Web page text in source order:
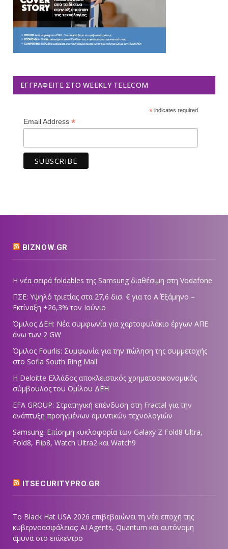
ΕΓΓΡΑΦΕΊΤΕ ΣΤΟ WEEKLY TELECOM
*indicates required
Email Address *
BIZNOW.GR
Η νέα σειρά foldables της Samsung διαθέσιμη στη Vodafone
ΠΣΕ: Υψηλό τριετίας στα 27,6 δισ. € για το Α΄ Εξάμηνο –
Εκτίναξη +26,3% τον Ιούνιο
Όμιλος ΔΕΗ: Νέα συμφωνία για χαρτοφυλάκιο έργων ΑΠΕ
άνω των 2 GW
Όμιλος Fourlis: Συμφωνία για την πώληση της συμμετοχής
στο Sofia South Ring Mall
Η Deloitte Ελλάδος αποκλειστικός χρηματοοικονομικός
σύμβουλος του Ομίλου ΔΕΗ
EFA GROUP: Στρατηγική επένδυση στη Fractal για την
ανάπτυξη προηγμένων αμυντικών τεχνολογιών
Samsung: Επίσημη κυκλοφορία των Galaxy Z Fold8 Ultra,
Fold8, Flip8, Watch Ultra2 και Watch9
ITSECURITYPRO.GR
Το Black Hat USA 2026 επιβεβαιώνει τη νέα εποχή της
κυβερνοασφάλειας: AI Agents, Quantum και αυτόνομη
άμυνα στο επίκεντρο